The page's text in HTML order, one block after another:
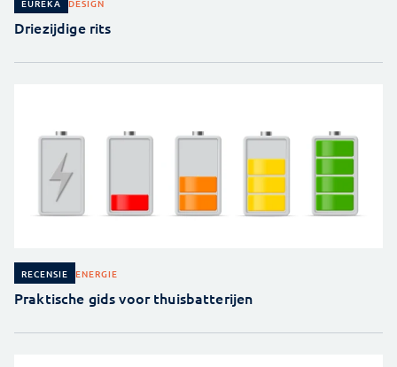
EUREKA DESIGN
Driezijdige rits
RECENSIE ENERGIE
Praktische gids voor thuisbatterijen